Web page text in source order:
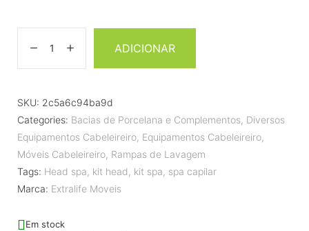
ADICIONAR
SKU: 2c5a6c94ba9d
Categories: Bacias de Porcelana e Complementos, Diversos
Equipamentos Cabeleireiro, Equipamentos Cabeleireiro,
Móveis Cabeleireiro, Rampas de Lavagem
Tags: Head spa, kit head , kit spa, spa capilar
Marca: Extralife Moveis
Em stock